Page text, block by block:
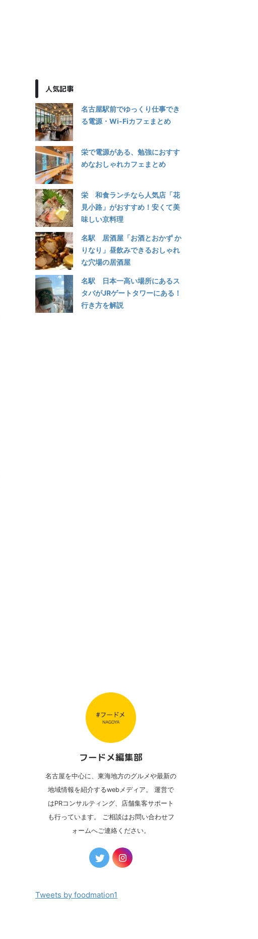
人気記事
名古屋駅前でゆっくり仕事でき
る電源・Wi-Fiカフェまとめ
栄で電源がある、勉強におすす
めなおしゃれカフェまとめ
栄 和食ランチなら人気店「花
見小路」がおすすめ！安くて美
味しい京料理
名駅 居酒屋「お酒とおかず か
りなり」昼飲みできるおしゃれ
な穴場の居酒屋
名駅 日本一高い場所にあるス
タバがJRゲートタワーにある！
行き方を解説
フードメ編集部
名古屋を中心に、東海地方のグルメや最新の
地域情報を紹介するwebメディア。 運営で
はPRコンサルティング、店舗集客サポート
も行っています。 ご相談はお問い合わせフ
ォームへご連絡ください。
Tweets by foodmation1